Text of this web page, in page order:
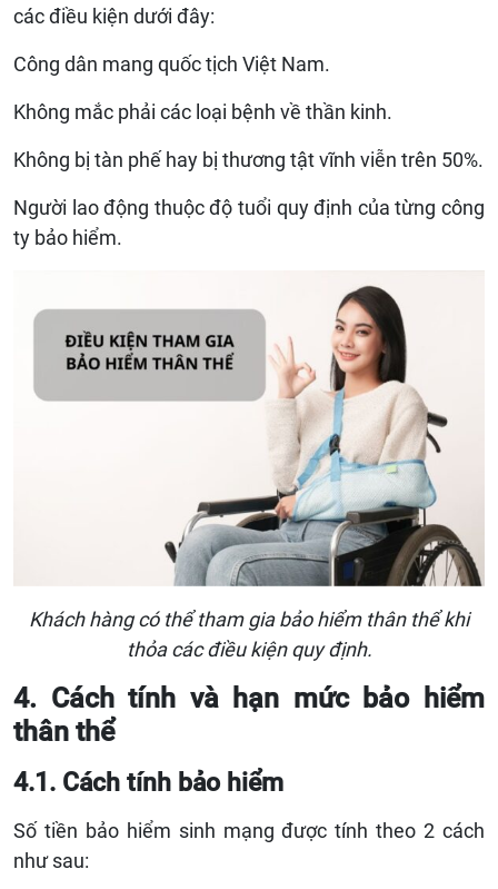
các điều kiện dưới đây:
Công dân mang quốc tịch Việt Nam.
Không mắc phải các loại bệnh về thần kinh.
Không bị tàn phế hay bị thương tật vĩnh viễn trên 50%.
Người lao động thuộc độ tuổi quy định của từng công
ty bảo hiểm.
Khách hàng có thể tham gia bảo hiểm thân thể khi
thỏa các điều kiện quy định.
4. Cách tính và hạn mức bảo hiểm
thân thể
4.1. Cách tính bảo hiểm
Số tiền bảo hiểm sinh mạng được tính theo 2 cách
như sau: